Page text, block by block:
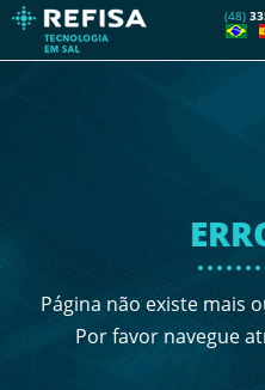
(48)
Página não existe mais
Por favor navegue